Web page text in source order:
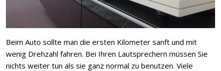
Beim Auto sollte man die ersten Kilometer sanft und mit
wenig Drehzahl fahren. Bei Ihren Lautsprechern müssen Sie
nichts weiter tun als sie ganz normal zu benutzen. Viele